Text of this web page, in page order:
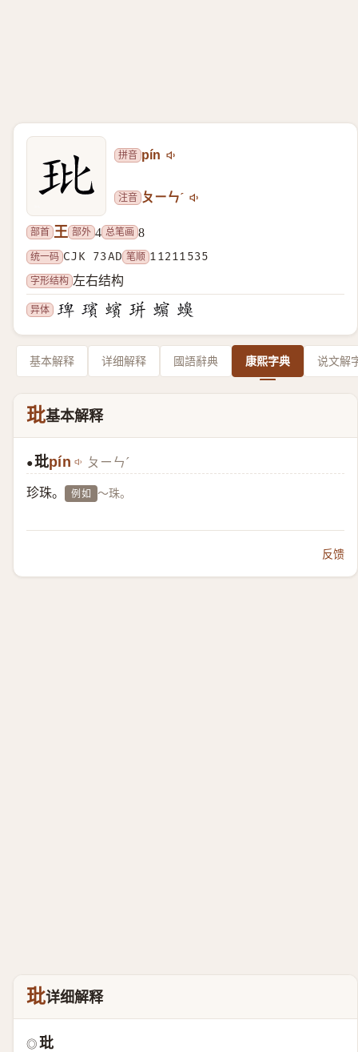
拼音 pín
注音 ㄆㄧㄣˊ
部首 王 部外 4 总笔画 8
统一码 CJK 73AD 笔顺 11211535
字形结构 左右结构
异体
基本解释 详细解释 國語辭典 康熙字典 说文解
玭基本解释
●玭pín ㄆㄧㄣˊ
珍珠。 例如 ～珠。
反馈
玭详细解释
◎ 玭